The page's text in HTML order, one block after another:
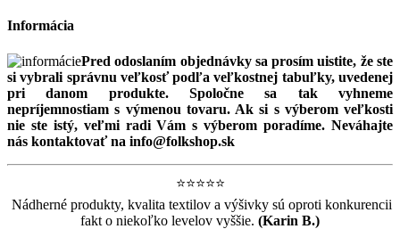
Informácia
Pred odoslaním objednávky sa prosím uistite, že ste
si vybrali správnu veľkosť podľa veľkostnej tabuľky, uvedenej
pri danom produkte. Spoločne sa tak vyhneme
nepríjemnostiam s výmenou tovaru. Ak si s výberom veľkosti
nie ste istý, veľmi radi Vám s výberom poradíme. Neváhajte
nás kontaktovať na info@folkshop.sk
⭐️⭐️⭐️⭐️⭐️
Nádherné produkty, kvalita textilov a výšivky sú oproti konkurencii
fakt o niekoľko levelov vyššie. (Karin B.)